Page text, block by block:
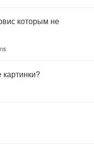
которым не